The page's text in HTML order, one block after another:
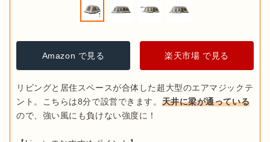
Amazon で見る 楽天市場 で見る
リビングと居住スペースが合体した超大型のエアマジックテ
ント。こちらは8分で設営できます。 天井に梁が通っている
ので、強い風にも負けない強度に！